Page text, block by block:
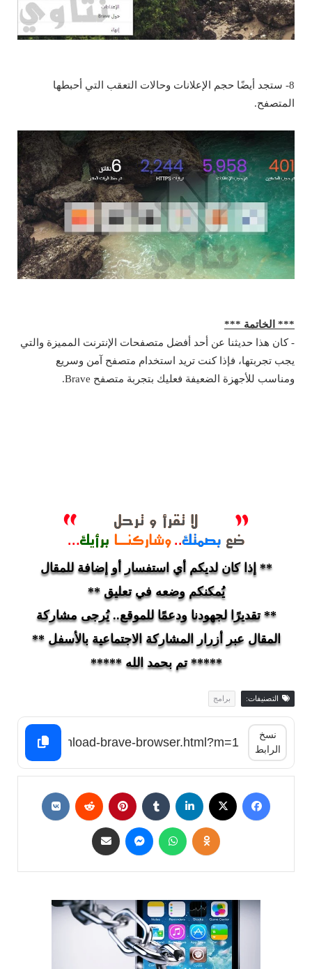
8- ستجد أيضًا حجم الإعلانات وحالات التعقب التي أحبطها
المتصفح.
*** الخاتمة ***
- كان هذا حديثنا عن أحد أفضل متصفحات الإنترنت المميزة والتي
يجب تجربتها، فإذا كنت تريد استخدام متصفح آمن وسريع
ومناسب للأجهزة الضعيفة فعليك بتجربة متصفح Brave.
** إذا كان لديكم أي استفسار أو إضافة للمقال
يُمكنكم وضعه في تعليق **
** تقديرًا لجهودنا ودعمًا للموقع.. يُرجى مشاركة
المقال عبر أزرار المشاركة الاجتماعية بالأسفل **
***** تم بحمد الله *****
التصنيفات: برامج
نسخ
الرابط